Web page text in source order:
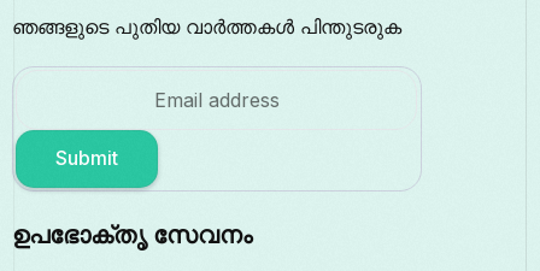
ഞങ്ങളുടെ പുതിയ വാർത്തകൾ പിന്തുടരുക
Submit
ഉപഭോക്തൃ സേവനം